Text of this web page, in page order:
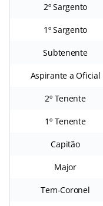
2º Sargento
1º Sargento
Subtenente
Aspirante a Oficial
2º Tenente
1º Tenente
Capitão
Major
Tem-Coronel